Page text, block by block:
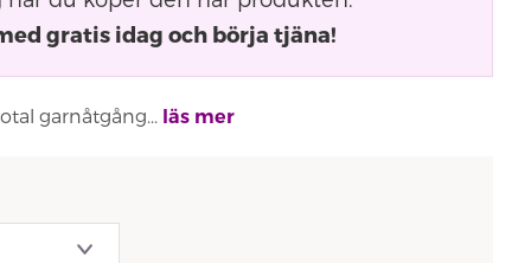
gratis idag och börja tjäna!
garnåtgång... läs mer